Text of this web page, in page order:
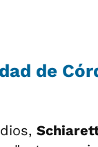
de